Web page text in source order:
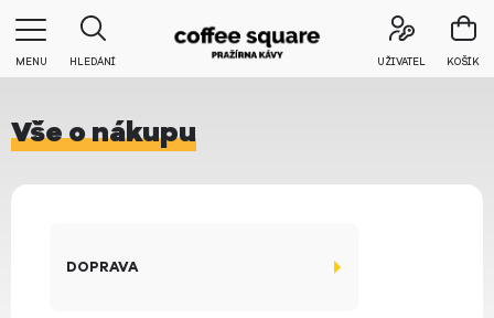
MENU HLEDÁNÍ UŽIVATEL KOŠÍK
Vše o nákupu
DOPRAVA